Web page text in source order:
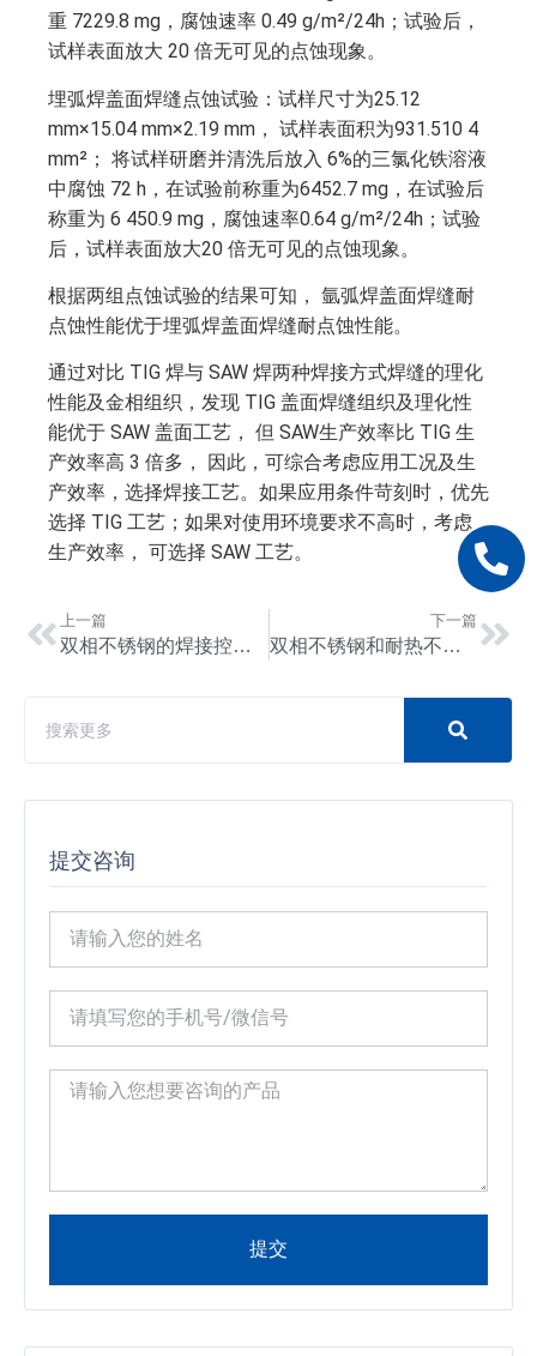
重 7229.8 mg，腐蚀速率 0.49 g/m²/24h；试验后，
试样表面放大 20 倍无可见的点蚀现象。
埋弧焊盖面焊缝点蚀试验：试样尺寸为25.12
mm×15.04 mm×2.19 mm， 试样表面积为931.510 4
mm²； 将试样研磨并清洗后放入 6%的三氯化铁溶液
中腐蚀 72 h，在试验前称重为6452.7 mg，在试验后
称重为 6 450.9 mg，腐蚀速率0.64 g/m²/24h；试验
后，试样表面放大20 倍无可见的点蚀现象。
根据两组点蚀试验的结果可知， 氩弧焊盖面焊缝耐
点蚀性能优于埋弧焊盖面焊缝耐点蚀性能。
通过对比 TIG 焊与 SAW 焊两种焊接方式焊缝的理化
性能及金相组织，发现 TIG 盖面焊缝组织及理化性
能优于 SAW 盖面工艺， 但 SAW生产效率比 TIG 生
产效率高 3 倍多， 因此，可综合考虑应用工况及生
产效率，选择焊接工艺。如果应用条件苛刻时，优先
选择 TIG 工艺；如果对使用环境要求不高时，考虑
生产效率， 可选择 SAW 工艺。
上一篇
双相不锈钢的焊接控制和焊后检测
下一篇
双相不锈钢和耐热不锈钢的区别及选择指南
提交咨询
提交